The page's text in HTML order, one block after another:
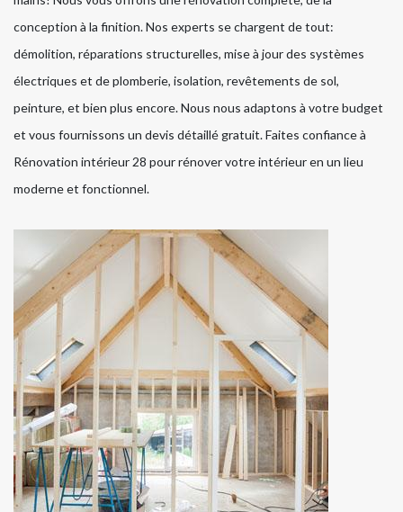
conception à la finition. Nos experts se chargent de tout:
démolition, réparations structurelles, mise à jour des systèmes
électriques et de plomberie, isolation, revêtements de sol,
peinture, et bien plus encore. Nous nous adaptons à votre budget
et vous fournissons un devis détaillé gratuit. Faites confiance à
Rénovation intérieur 28 pour rénover votre intérieur en un lieu
moderne et fonctionnel.